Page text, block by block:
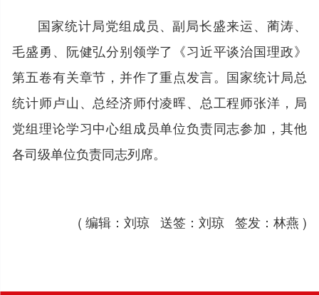
国家统计局党组成员、副局长盛来运、蔺涛、
毛盛勇、阮健弘分别领学了《习近平谈治国理政》
第五卷有关章节，并作了重点发言。国家统计局总
统计师卢山、总经济师付凌晖、总工程师张洋，局
党组理论学习中心组成员单位负责同志参加，其他
各司级单位负责同志列席。
( 编辑：刘琼 送签：刘琼 签发：林燕 )